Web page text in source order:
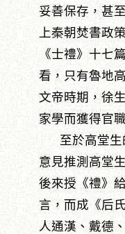
妥善保存，甚
上秦朝焚書政
《士禮》十七
看，只有魯地
文帝時期，徐
家學而獲得官
至於高堂生的
意見推測高堂
後來授《禮》
言，而成《后
人通漢、戴德